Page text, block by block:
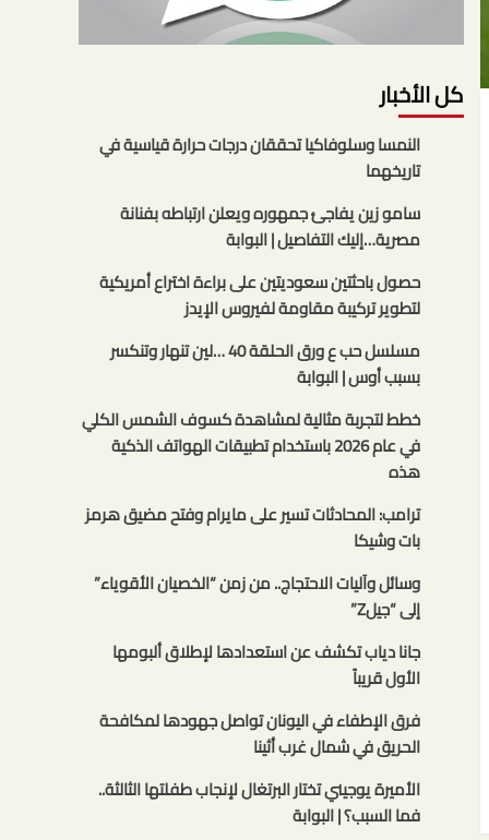
كل الأخبار
النمسا وسلوفاكيا تحققان درجات حرارة قياسية في
تاريخهما
سامو زين يفاجئ جمهوره ويعلن ارتباطه بفنانة
مصرية…إليك التفاصيل | البوابة
حصول باحثتين سعوديتين على براءة اختراع أمريكية
لتطوير تركيبة مقاومة لفيروس الإيدز
مسلسل حب ع ورق الحلقة 40 …لين تنهار وتنكسر
بسبب أوس | البوابة
خطط لتجربة مثالية لمشاهدة كسوف الشمس الكلي
في عام 2026 باستخدام تطبيقات الهواتف الذكية
هذه
ترامب: المحادثات تسير على مايرام وفتح مضيق هرمز
بات وشيكا
وسائل وآليات الاحتجاج.. من زمن “الخصيان الأقوياء”
إلى “جيلZ”
جانا دياب تكشف عن استعدادها لإطلاق ألبومها
الأول قريباً
فرق الإطفاء في اليونان تواصل جهودها لمكافحة
الحريق في شمال غرب أثينا
الأميرة يوجيني تختار البرتغال لإنجاب طفلتها الثالثة..
فما السبب؟ | البوابة